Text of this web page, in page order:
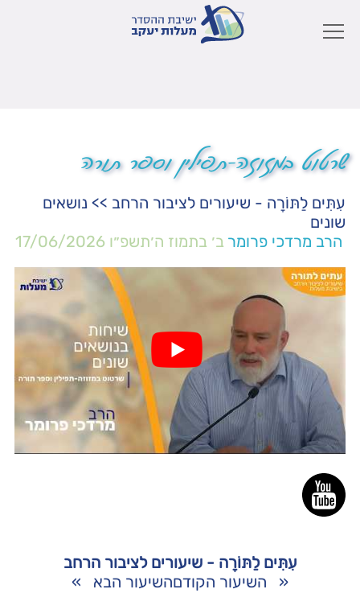
שרטוט במזוזה-תפילין וספר תורה
עִתִּים לַתּוֹרָה - שיעורים לציבור הרחב >> נושאים
שונים
הרב מרדכי פרומר ב׳ בתמוז ה׳תשפ״ו 17/06/2026
עִתִּים לַתּוֹרָה - שיעורים לציבור הרחב
« השיעור הקודםהשיעור הבא »